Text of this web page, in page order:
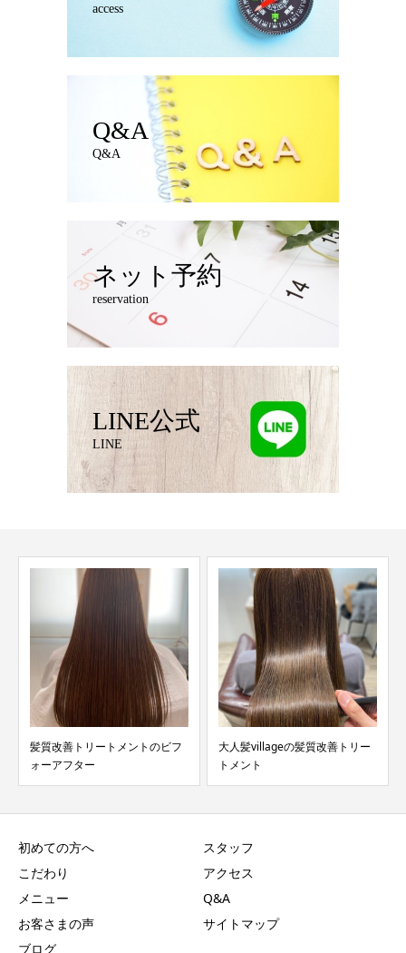
access
Q&A
Q&A
ネット予約
reservation
LINE公式
LINE
改善トリートメントのビフ
アフター
大人髪villageの髪質改善トリー
くせ毛
初めての方へ
こだわり
メニュー
お客さまの声
ブログ
スタッフ
アクセス
Q&A
サイトマップ